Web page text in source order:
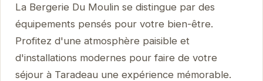
La Bergerie Du Moulin se distingue par des
équipements pensés pour votre bien-être.
Profitez d'une atmosphère paisible et
d'installations modernes pour faire de votre
séjour à Taradeau une expérience mémorable.